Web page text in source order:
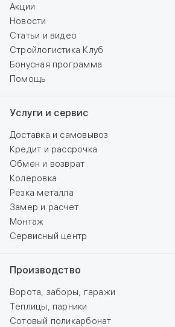
Акции
Новости
Статьи и видео
Стройлогистика Клуб
Бонусная программа
Помощь
Услуги и сервис
Доставка и самовывоз
Кредит и рассрочка
Обмен и возврат
Колеровка
Резка металла
Замер и расчет
Монтаж
Сервисный центр
Производство
Ворота, заборы, гаражи
Теплицы, парники
Сотовый поликарбонат